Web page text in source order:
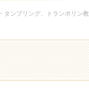
ンブリング、トランポリン教